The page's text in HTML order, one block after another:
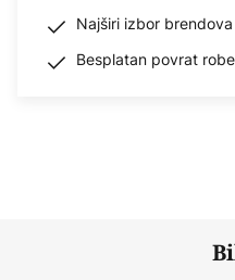
Najširi izbor
Besplatan povrat